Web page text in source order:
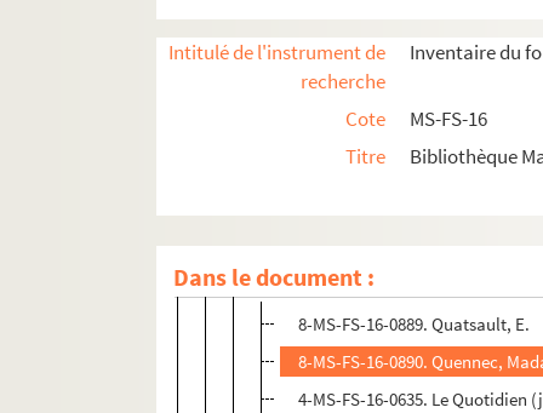
Intitulé de l'instrument de
recherche
Inventaire du
Cote
MS-FS-16
Titre
Bibliothèque
Dans le document :
K
Q
8-MS-FS-16-0889. Quatsault, E.
8-MS-FS-16-0890. Quennec,
4-MS-FS-16-0635. Le Quotidien